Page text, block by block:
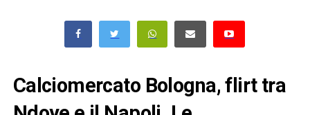
Calciomercato Bologna, flirt tra